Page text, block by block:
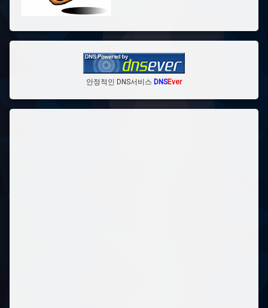
안정적인 DNS서비스 DNSEver